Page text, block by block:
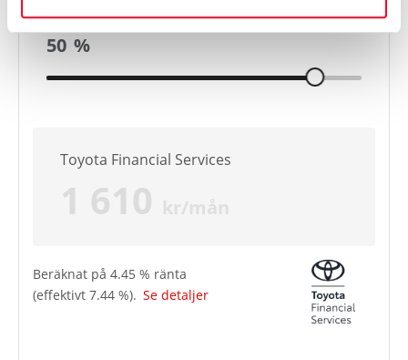
Restskuld*
50 %
Toyota Financial Services
1 610
Beräknat på 4.45 % ränta
(effektivt 7.44 %). Se detaljer